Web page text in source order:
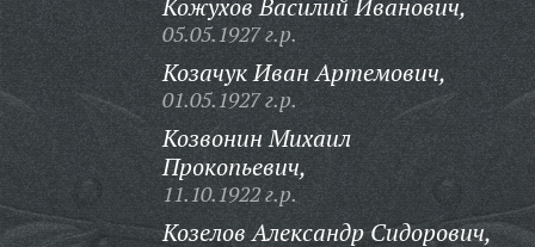
Кожухов Василий Иванович,
05.05.1927 г.р.
Козачук Иван Артемович,
01.05.1927 г.р.
Козвонин Михаил
Прокопьевич,
11.10.1922 г.р.
Козелов Александр Сидорович,